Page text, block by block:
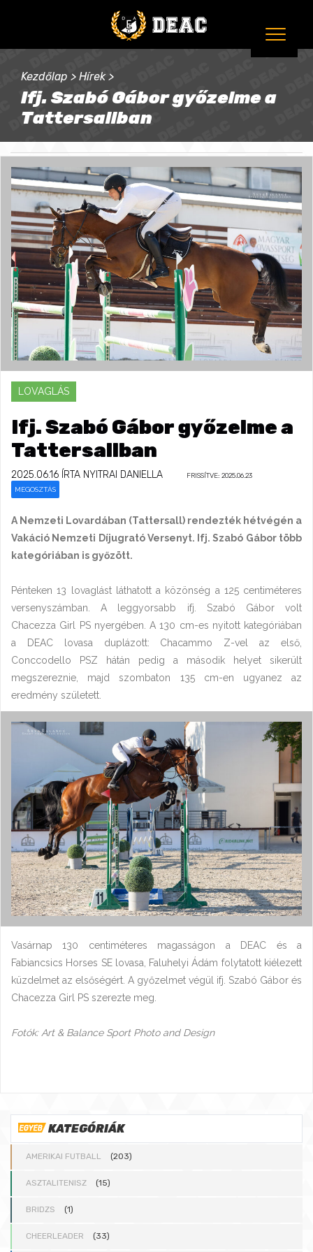
Kezdőlap > Hírek >
Ifj. Szabó Gábor győzelme a
Tattersallban
LOVAGLÁS
Ifj. Szabó Gábor győzelme a
Tattersallban
2025.06.16 ÍRTA NYITRAI DANIELLA FRISSÍTVE: 2025.06.23
MEGOSZTÁS
A Nemzeti Lovardában (Tattersall) rendezték hétvégén a
Vakáció Nemzeti Díjugrató Versenyt. Ifj. Szabó Gábor több
kategóriában is győzött.
Pénteken 13 lovaglást láthatott a közönség a 125 centiméteres
versenyszámban. A leggyorsabb ifj. Szabó Gábor volt
Chacezza Girl PS nyergében. A 130 cm-es nyitott kategóriában
a DEAC lovasa duplázott: Chacammo Z-vel az első,
Conccodello PSZ hátán pedig a második helyet sikerült
megszereznie, majd szombaton 135 cm-en ugyanez az
eredmény született.
Vasárnap 130 centiméteres magasságon a DEAC és a
Fabiancsics Horses SE lovasa, Faluhelyi Ádám folytatott kiélezett
küzdelmet az elsőségért. A győzelmet végül ifj. Szabó Gábor és
Chacezza Girl PS szerezte meg.
Fotók: Art & Balance Sport Photo and Design
KATEGÓRIÁK
AMERIKAI FUTBALL (203)
ASZTALITENISZ (15)
BRIDZS (1)
CHEERLEADER (33)